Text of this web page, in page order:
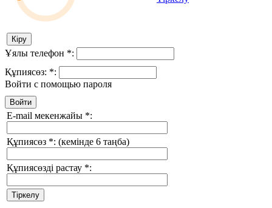
Ұялы телефон *:
Құпиясөз: *:
Войти с помощью пароля
E-mail мекенжайы *:
Құпиясөз *: (кемінде 6 таңба)
Құпиясөзді растау *: